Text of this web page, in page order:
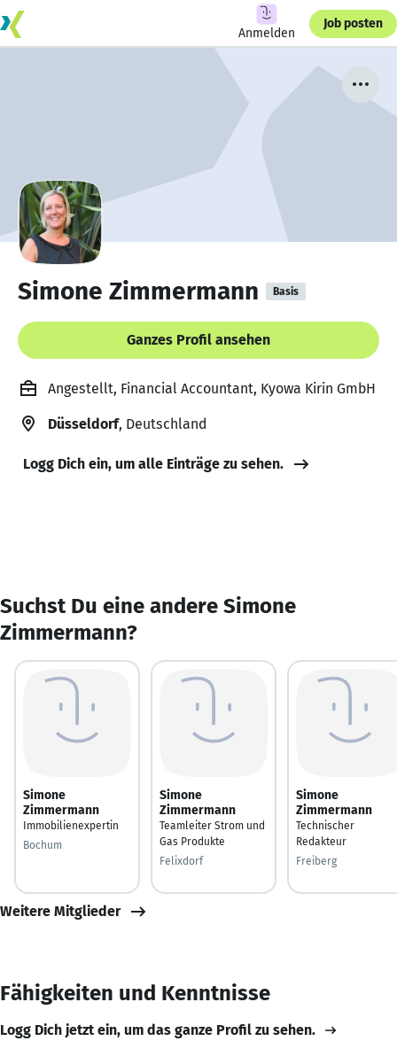
Anmelden
Job posten
Simone Zimmermann Basis
Ganzes Profil ansehen
Angestellt, Financial Accountant, Kyowa Kirin GmbH
Düsseldorf, Deutschland
Logg Dich ein, um alle Einträge zu sehen.
Suchst Du eine andere Simone
Zimmermann?
Simone
Zimmermann
Immobilienexpertin
Bochum
Simone
Zimmermann
Teamleiter Strom und
Gas Produkte
Felixdorf
Simone
Zimmermann
Technischer
Redakteur
Freiberg
Weitere Mitglieder
Fähigkeiten und Kenntnisse
Logg Dich jetzt ein, um das ganze Profil zu sehen.